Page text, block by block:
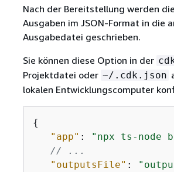
Nach der Bereitstellung werden
Ausgaben im JSON-Format in die
Ausgabedatei geschrieben.
Sie können diese Option in der
Projektdatei oder ~/.cdk.json
lokalen Entwicklungscomputer
{
"app" :
"npx ts-node
// ...
"outputsFile" :